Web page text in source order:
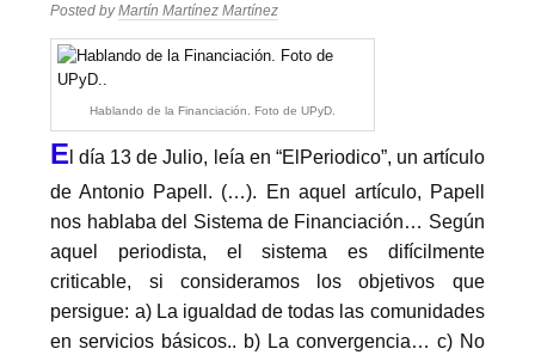
Posted byMartín Martínez Martínez
Hablando de la Financiación. Foto de UPyD.
E l día 13 de Julio, leía en “ElPeriodico”, un artículo
de Antonio Papell. (…). En aquel artículo, Papell
nos hablaba del Sistema de Financiación… Según
aquel periodista, el sistema es difícilmente
criticable, si consideramos los objetivos que
persigue: a) La igualdad de todas las comunidades
en servicios básicos.. b) La convergencia… c) No